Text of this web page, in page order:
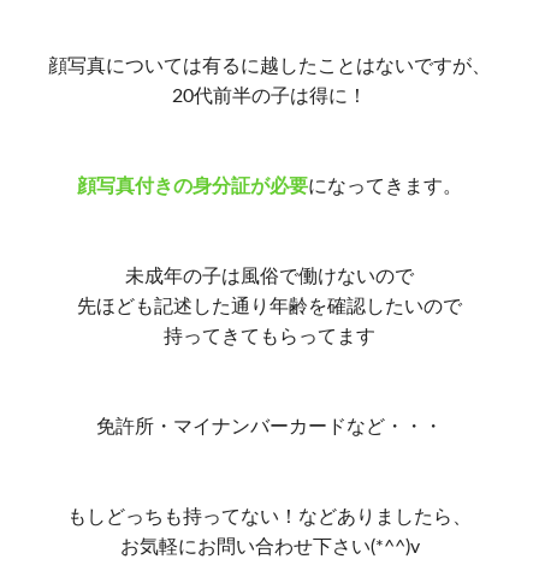
顔写真については有るに越したことはないですが、
20代前半の子は得に！
顔写真付きの身分証が必要になってきます。
未成年の子は風俗で働けないので
先ほども記述した通り年齢を確認したいので
持ってきてもらってます
免許所・マイナンバーカードなど・・・
もしどっちも持ってない！などありましたら、
お気軽にお問い合わせ下さい(*^^)v